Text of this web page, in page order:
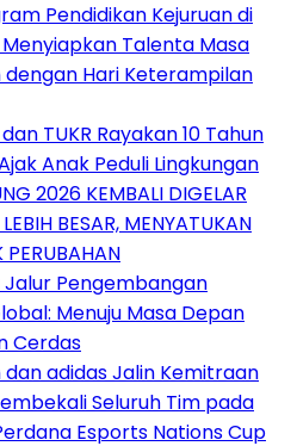
Pendidikan Kejuruan di
Talenta Masa
Hari Keterampilan
TUKR Rayakan 10 Tahun
Anak Peduli Lingkungan
2026 KEMBALI DIGELAR
BESAR, MENYATUKAN
PERUBAHAN
Jalur Pengembangan
Menuju Masa Depan
Cerdas
adidas Jalin Kemitraan
Seluruh Tim pada
Esports Nations Cup